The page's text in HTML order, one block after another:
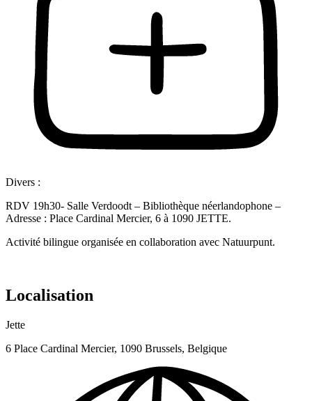
Divers :
RDV 19h30- Salle Verdoodt – Bibliothèque néerlandophone –
Adresse : Place Cardinal Mercier, 6 à 1090 JETTE.
Activité bilingue organisée en collaboration avec Natuurpunt.
Localisation
Jette
6 Place Cardinal Mercier, 1090 Brussels, Belgique